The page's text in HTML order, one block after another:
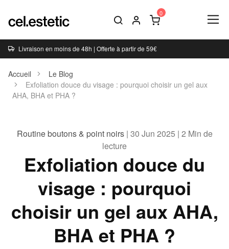
Livraison en moins de 48h | Offerte à partir de 59€
Accueil
Le Blog
Exfoliation douce du visage : pourquoi choisir un gel aux
AHA, BHA et PHA ?
Routine boutons & point noirs| 30 Jun 2025 | 2 Min de
lecture
Exfoliation douce du
visage : pourquoi
choisir un gel aux AHA,
BHA et PHA ?